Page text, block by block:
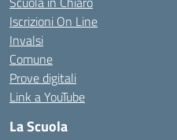
Iscrizioni On Line
Invalsi
Comune
Prove digitali
Link a YouTube
La Scuola